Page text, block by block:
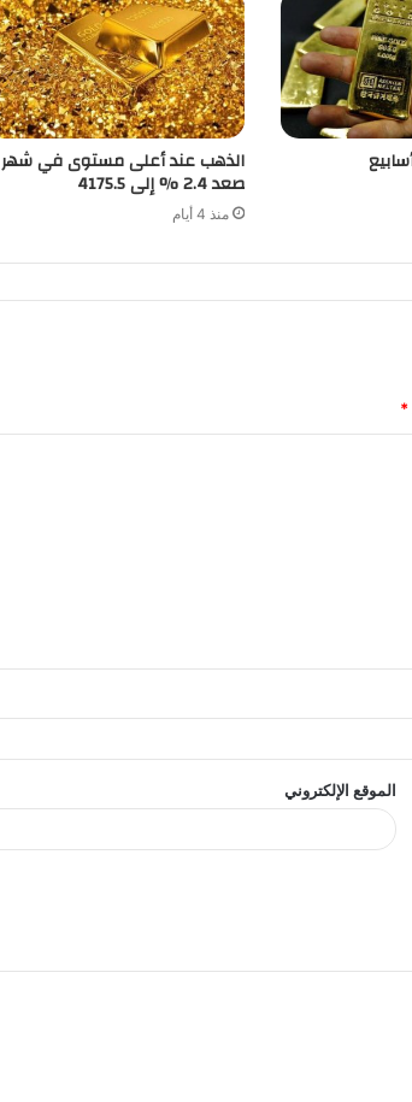
الذهب عند أعلى مستوى في شهر
صعد 2.4 % إلى 4175.5
منذ 4 أيام
*
الموقع الإلكتروني